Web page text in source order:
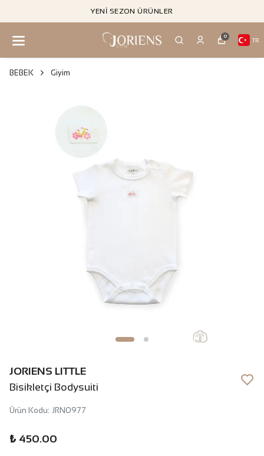
YENI SEZON ÜRÜNLER
0
TR
BEBEK Giyim
JORIENS LITTLE
Bisikletçi Bodysuiti
Ürün Kodu: JRN0977
₺ 450.00